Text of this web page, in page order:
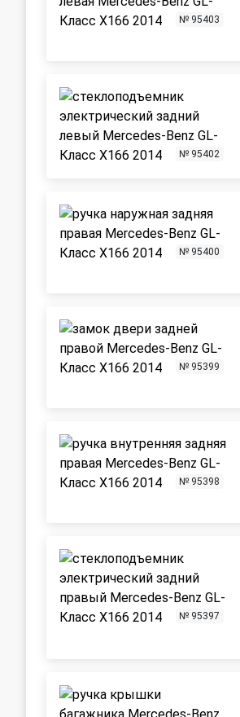
№ 95403
№ 95402
№ 95400
№ 95399
№ 95398
№ 95397